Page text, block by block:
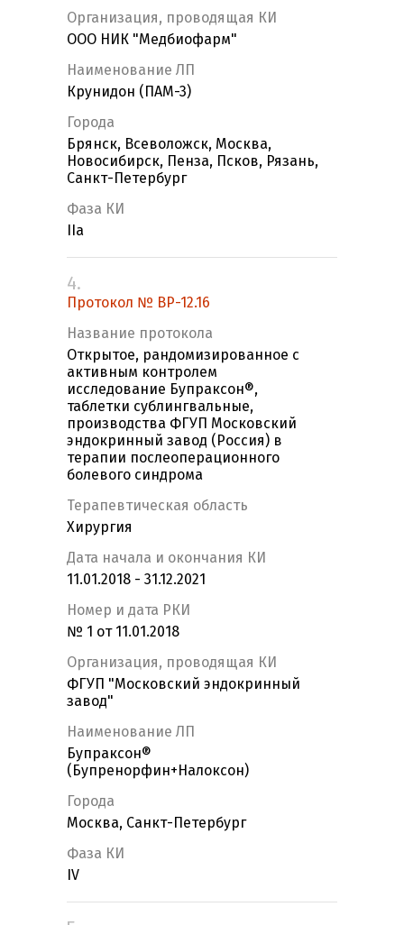
Организация, проводящая КИ
ООО НИК "Медбиофарм"
Наименование ЛП
Крунидон (ПАМ-3)
Города
Брянск, Всеволожск, Москва,
Новосибирск, Пенза, Псков, Рязань,
Санкт-Петербург
Фаза КИ
IIa
4.
Протокол № BP-12.16
Название протокола
Открытое, рандомизированное с
активным контролем
исследование Бупраксон®,
таблетки сублингвальные,
производства ФГУП Московский
эндокринный завод (Россия) в
терапии послеоперационного
болевого синдрома
Терапевтическая область
Хирургия
Дата начала и окончания КИ
11.01.2018 - 31.12.2021
Номер и дата РКИ
№ 1 от 11.01.2018
Организация, проводящая КИ
ФГУП "Московский эндокринный
завод"
Наименование ЛП
Бупраксон®
(Бупренорфин+Налоксон)
Города
Москва, Санкт-Петербург
Фаза КИ
IV